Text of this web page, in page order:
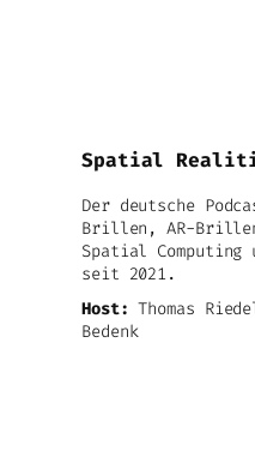
Spatial
Der deutsche
Brillen, AR-
Spatial Computing
seit 2021.
Host: Thomas
Bedenk